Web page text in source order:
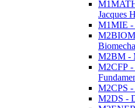
Jacques
M1MIE -
M2BM -
M2CFP -
M2CPS -
M2DS -